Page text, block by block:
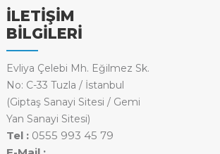
İLETİŞİM
BİLGİLERİ
Evliya Çelebi Mh. Eğilmez Sk.
No: C-33 Tuzla / İstanbul
(Giptaş Sanayi Sitesi / Gemi
Yan Sanayi Sitesi)
Tel : 0555 993 45 79